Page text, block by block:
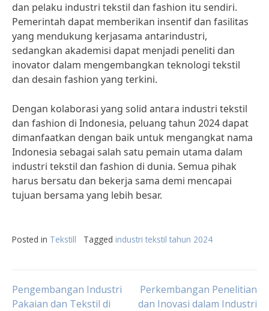
dan pelaku industri tekstil dan fashion itu sendiri.
Pemerintah dapat memberikan insentif dan fasilitas
yang mendukung kerjasama antarindustri,
sedangkan akademisi dapat menjadi peneliti dan
inovator dalam mengembangkan teknologi tekstil
dan desain fashion yang terkini.
Dengan kolaborasi yang solid antara industri tekstil
dan fashion di Indonesia, peluang tahun 2024 dapat
dimanfaatkan dengan baik untuk mengangkat nama
Indonesia sebagai salah satu pemain utama dalam
industri tekstil dan fashion di dunia. Semua pihak
harus bersatu dan bekerja sama demi mencapai
tujuan bersama yang lebih besar.
Posted in Tekstill Tagged industri tekstil tahun 2024
Post
Pengembangan Industri
Pakaian dan Tekstil di
Perkembangan Penelitian
dan Inovasi dalam Industri